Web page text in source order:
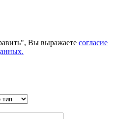
Вы выражаете согласие